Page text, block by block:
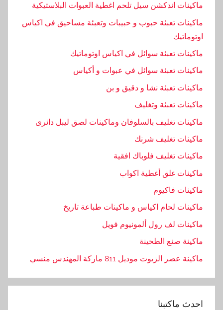
ت
م
ص
ر
م
ف
ة
,
ماكينات اندكشن سيل تلحم اغطية العبوات البلاستيكية
ماكينات تعبئة حبوب و حبيبات وتعبئة مساحيق في اكياس
اوتوماتيك
ماكينات تعبئة سوائل في اكياس اوتوماتيك
ماكينات تعبئة سوائل في عبوات و أكياس
ماكينات تعبئة نشا و دقيق و بن
ماكينات تعبئة وتغليف
ماكينات تغليف بالسلوفان وماكينات لصق ليبل دائرى
ماكينات تغليف شرنك
ماكينات تغليف فلوباك افقية
ماكينات غلق أغطية اكواب
ماكينات فاكيوم
ماكينات لحام اكياس و ماكينات طباعة تاريخ
ماكينات لف رول ألمونيوم فويل
ماكينة صنع الطحينة
ماكينة عصر الزيوت موديل 811 ماركة المهندس منسي
احدث ماكتبنا